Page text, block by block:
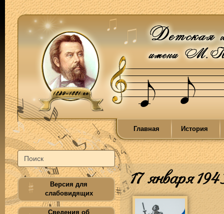
Главная История
Версия для
слабовидящих
Сведения об
17 января